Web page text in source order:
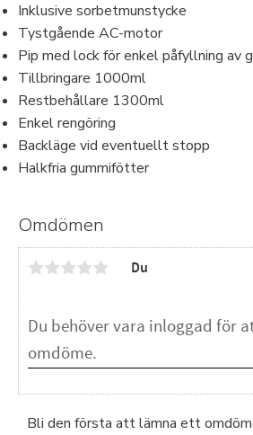
Inklusive sorbetmunstycke
Tystgående AC-motor
Pip med lock för enkel påfyllning av
Tillbringare 1000ml
Restbehållare 1300ml
Enkel rengöring
Backläge vid eventuellt stopp
Halkfria gummifötter
Omdömen
Du
Bli den första att lämna ett